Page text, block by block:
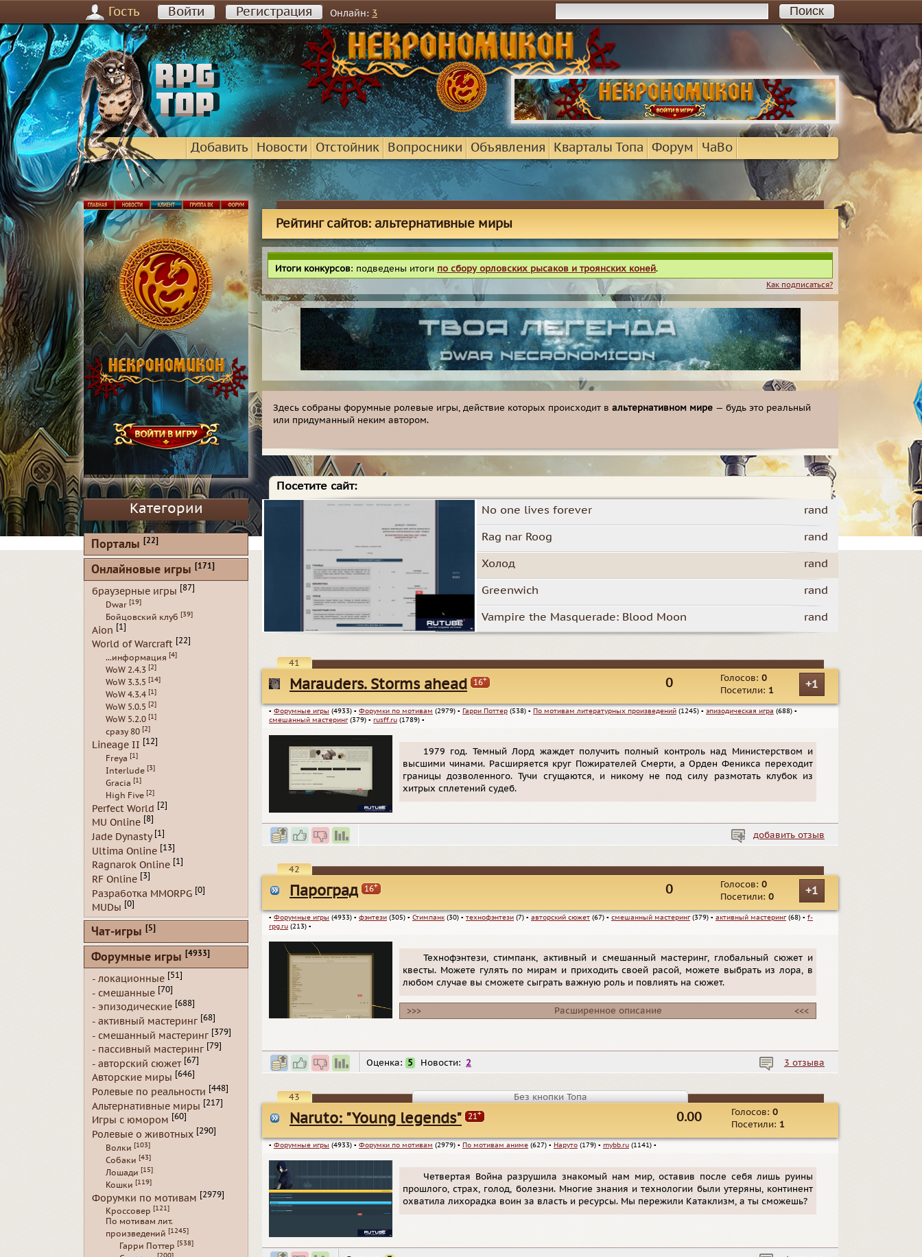
Гость Войти Регистрация Онлайн: 3
Добавить Новости Отстойник Вопросники Объявления Кварталы Топа Форум ЧаВо
Рейтинг сайтов: альтернативные миры
Итоги конкурсов: подведены итоги по сбору орловских рысаков и троянских коней.
Как подписаться?
Здесь собраны форумные ролевые игры, действие которых происходит в альтернативном мире — будь это реальный
или придуманный неким автором.
Посетите сайт:
No one lives forever
rand
Rag nar Roog rand
Холод rand
Greenwich rand
Vampire the Masquerade: Blood Moon rand
41
Marauders. Storms ahead 16+ +1
Голосов: 0
Посетили: 1
0
▪ Форумные игры (4933) ▪ Форумки по мотивам (2979) ▪ Гарри Поттер (538) ▪ По мотивам литературных произведений (1245) ▪ эпизодическая игра (688) ▪
смешанный мастеринг(379) ▪ rusff.ru (1789) ▪
1979 год. Темный Лорд жаждет получить полный контроль над Министерством и
высшими чинами. Расширяется круг Пожирателей Смерти, а Орден Феникса переходит
границы дозволенного. Тучи сгущаются, и никому не под силу размотать клубок из
хитрых сплетений судеб.
добавить отзыв
42
Пароград 16+ +1
Голосов: 0
Посетили: 0
0
▪ Форумные игры (4933) ▪ фэнтези (305) ▪ Стимпанк (30) ▪ технофэнтези (7) ▪ авторский сюжет (67) ▪ смешанный мастеринг(379) ▪ активный мастеринг(68) ▪ f-
rpg.ru (213) ▪
Технофэнтези, стимпанк, активный и смешанный мастеринг, глобальный сюжет и
квесты. Можете гулять по мирам и приходить своей расой, можете выбрать из лора, в
любом случае вы сможете сыграть важную роль и повлиять на сюжет.
>>> Расширенное описание <<<
Оценка: 5 Новости: 2 3 отзыва
Без кнопки Топа
43
Naruto: "Young legends" 21+ Голосов: 0
Посетили: 1
0.00
▪ Форумные игры (4933) ▪ Форумки по мотивам (2979) ▪ По мотивам аниме (627) ▪ Наруто (179) ▪ mybb.ru (1141) ▪
Четвертая Война разрушила знакомый нам мир, оставив после себя лишь руины
прошлого, страх, голод, болезни. Многие знания и технологии были утеряны, континент
охватила лихорадка воин за власть и ресурсы. Мы пережили Катаклизм, а ты сможешь?
Категории
Порталы [22]
Онлайновые игры [171]
браузерные игры [87]
Dwar [19]
Бойцовский клуб [39]
Aion [1]
World of Warcraft [22]
...информация [4]
WoW 2.4.3 [2]
WoW 3.3.5 [14]
WoW 4.3.4 [1]
WoW 5.0.5 [2]
WoW 5.2.0 [1]
сразу 80 [2]
Lineage II [12]
Freya [1]
Interlude [3]
Gracia [1]
High Five [2]
Perfect World [2]
MU Online [8]
Jade Dynasty [1]
Ultima Online [13]
Ragnarok Online [1]
RF Online [3]
Разработка MMORPG [0]
MUDы [0]
Чат-игры [5]
Форумные игры [4933]
- локационные [51]
- смешанные [70]
- эпизодические [688]
- активный мастеринг [68]
- смешанный мастеринг [379]
- пассивный мастеринг [79]
- авторский сюжет [67]
Авторские миры [646]
Ролевые по реальности [448]
Альтернативные миры [217]
Игры с юмором [60]
Ролевые о животных [290]
Волки [103]
Собаки [43]
Лошади [15]
Кошки [119]
Форумки по мотивам [2979]
Кроссовер [121]
По мотивам лит.
произведений [1245]
Гарри Поттер [538]